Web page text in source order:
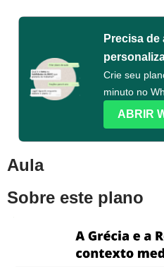
Precisa
Crie seu
minuto no
ABRIR
Aula
Sobre este plano